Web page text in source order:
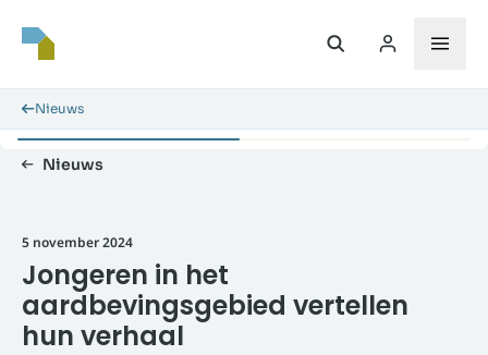
Nieuws
Nieuws
5 november 2024
Jongeren in het
aardbevingsgebied vertellen
hun verhaal